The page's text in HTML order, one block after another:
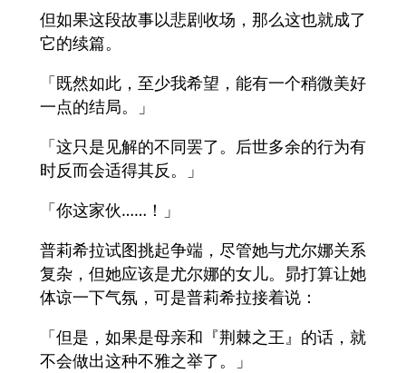
但如果这段故事以悲剧收场，那么这也就成了
它的续篇。
「既然如此，至少我希望，能有一个稍微美好
一点的结局。」
「这只是见解的不同罢了。后世多余的行为有
时反而会适得其反。」
「你这家伙……！」
普莉希拉试图挑起争端，尽管她与尤尔娜关系
复杂，但她应该是尤尔娜的女儿。昴打算让她
体谅一下气氛，可是普莉希拉接着说：
「但是，如果是母亲和『荆棘之王』的话，就
不会做出这种不雅之举了。」